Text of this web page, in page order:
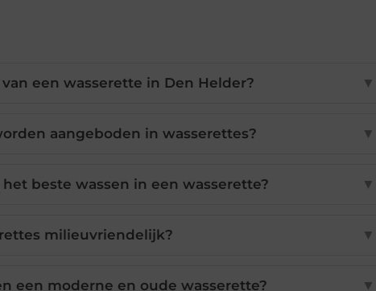
een wasserette in Den Helder? ▼
aangeboden in wasserettes? ▼
beste wassen in een wasserette? ▼
milieuvriendelijk? ▼
een moderne en oude wasserette? ▼